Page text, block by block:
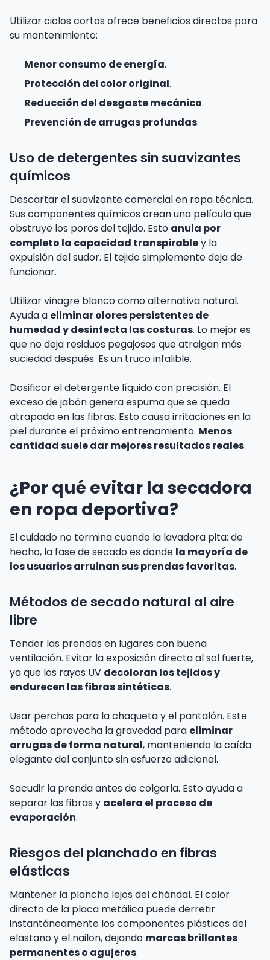
Utilizar ciclos cortos ofrece beneficios directos para
su mantenimiento:
Menor consumo de energía.
Protección del color original.
Reducción del desgaste mecánico.
Prevención de arrugas profundas.
Uso de detergentes sin suavizantes
químicos
Descartar el suavizante comercial en ropa técnica.
Sus componentes químicos crean una película que
obstruye los poros del tejido. Esto anula por
completo la capacidad transpirabley la
expulsión del sudor. El tejido simplemente deja de
funcionar.
Utilizar vinagre blanco como alternativa natural.
Ayuda a eliminar olores persistentes de
humedad y desinfecta las costuras. Lo mejor es
que no deja residuos pegajosos que atraigan más
suciedad después. Es un truco infalible.
Dosificar el detergente líquido con precisión. El
exceso de jabón genera espuma que se queda
atrapada en las fibras. Esto causa irritaciones en la
piel durante el próximo entrenamiento. Menos
cantidad suele dar mejores resultados reales.
¿Por qué evitar la secadora
en ropa deportiva?
El cuidado no termina cuando la lavadora pita; de
hecho, la fase de secado es donde la mayoría de
los usuarios arruinan sus prendas favoritas.
Métodos de secado natural al aire
libre
Tender las prendas en lugares con buena
ventilación. Evitar la exposición directa al sol fuerte,
ya que los rayos UV decoloran los tejidos y
endurecen las fibras sintéticas.
Usar perchas para la chaqueta y el pantalón. Este
método aprovecha la gravedad para eliminar
arrugas de forma natural, manteniendo la caída
elegante del conjunto sin esfuerzo adicional.
Sacudir la prenda antes de colgarla. Esto ayuda a
separar las fibras y acelera el proceso de
evaporación.
Riesgos del planchado en fibras
elásticas
Mantener la plancha lejos del chándal. El calor
directo de la placa metálica puede derretir
instantáneamente los componentes plásticos del
elastano y el nailon, dejando marcas brillantes
permanentes o agujeros.